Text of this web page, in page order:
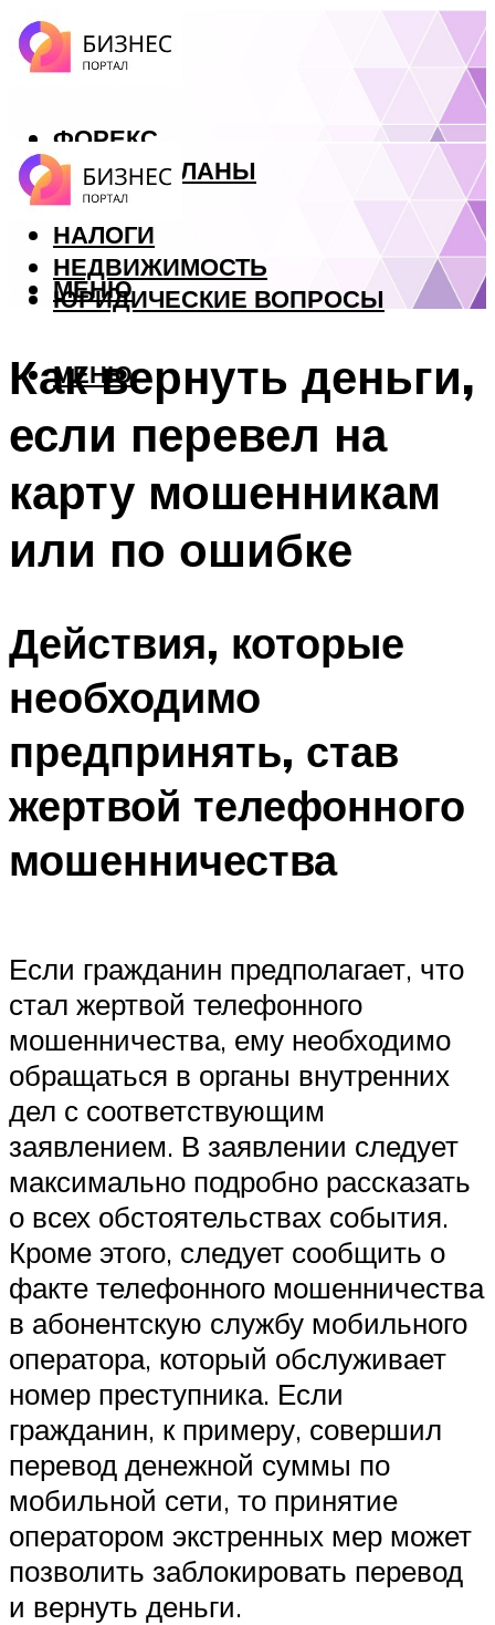
ФОРЕКС
БИЗНЕС ПЛАНЫ
КРЕДИТЫ
НАЛОГИ
НЕДВИЖИМОСТЬ
ЮРИДИЧЕСКИЕ ВОПРОСЫ
МЕНЮ
МЕНЮ
Как вернуть деньги,
если перевел на
карту мошенникам
или по ошибке
Действия, которые
необходимо
предпринять, став
жертвой телефонного
мошенничества
Если гражданин предполагает, что
стал жертвой телефонного
мошенничества, ему необходимо
обращаться в органы внутренних
дел с соответствующим
заявлением. В заявлении следует
максимально подробно рассказать
о всех обстоятельствах события.
Кроме этого, следует сообщить о
факте телефонного мошенничества
в абонентскую службу мобильного
оператора, который обслуживает
номер преступника. Если
гражданин, к примеру, совершил
перевод денежной суммы по
мобильной сети, то принятие
оператором экстренных мер может
позволить заблокировать перевод
и вернуть деньги.